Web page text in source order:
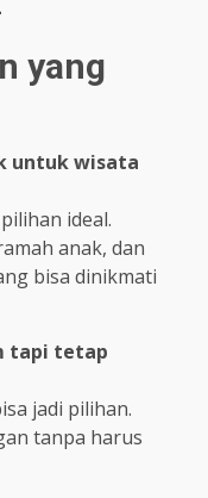
yang
untuk wisata
ideal.
anak, dan
bisa dinikmati
tapi tetap
jadi pilihan.
tanpa harus